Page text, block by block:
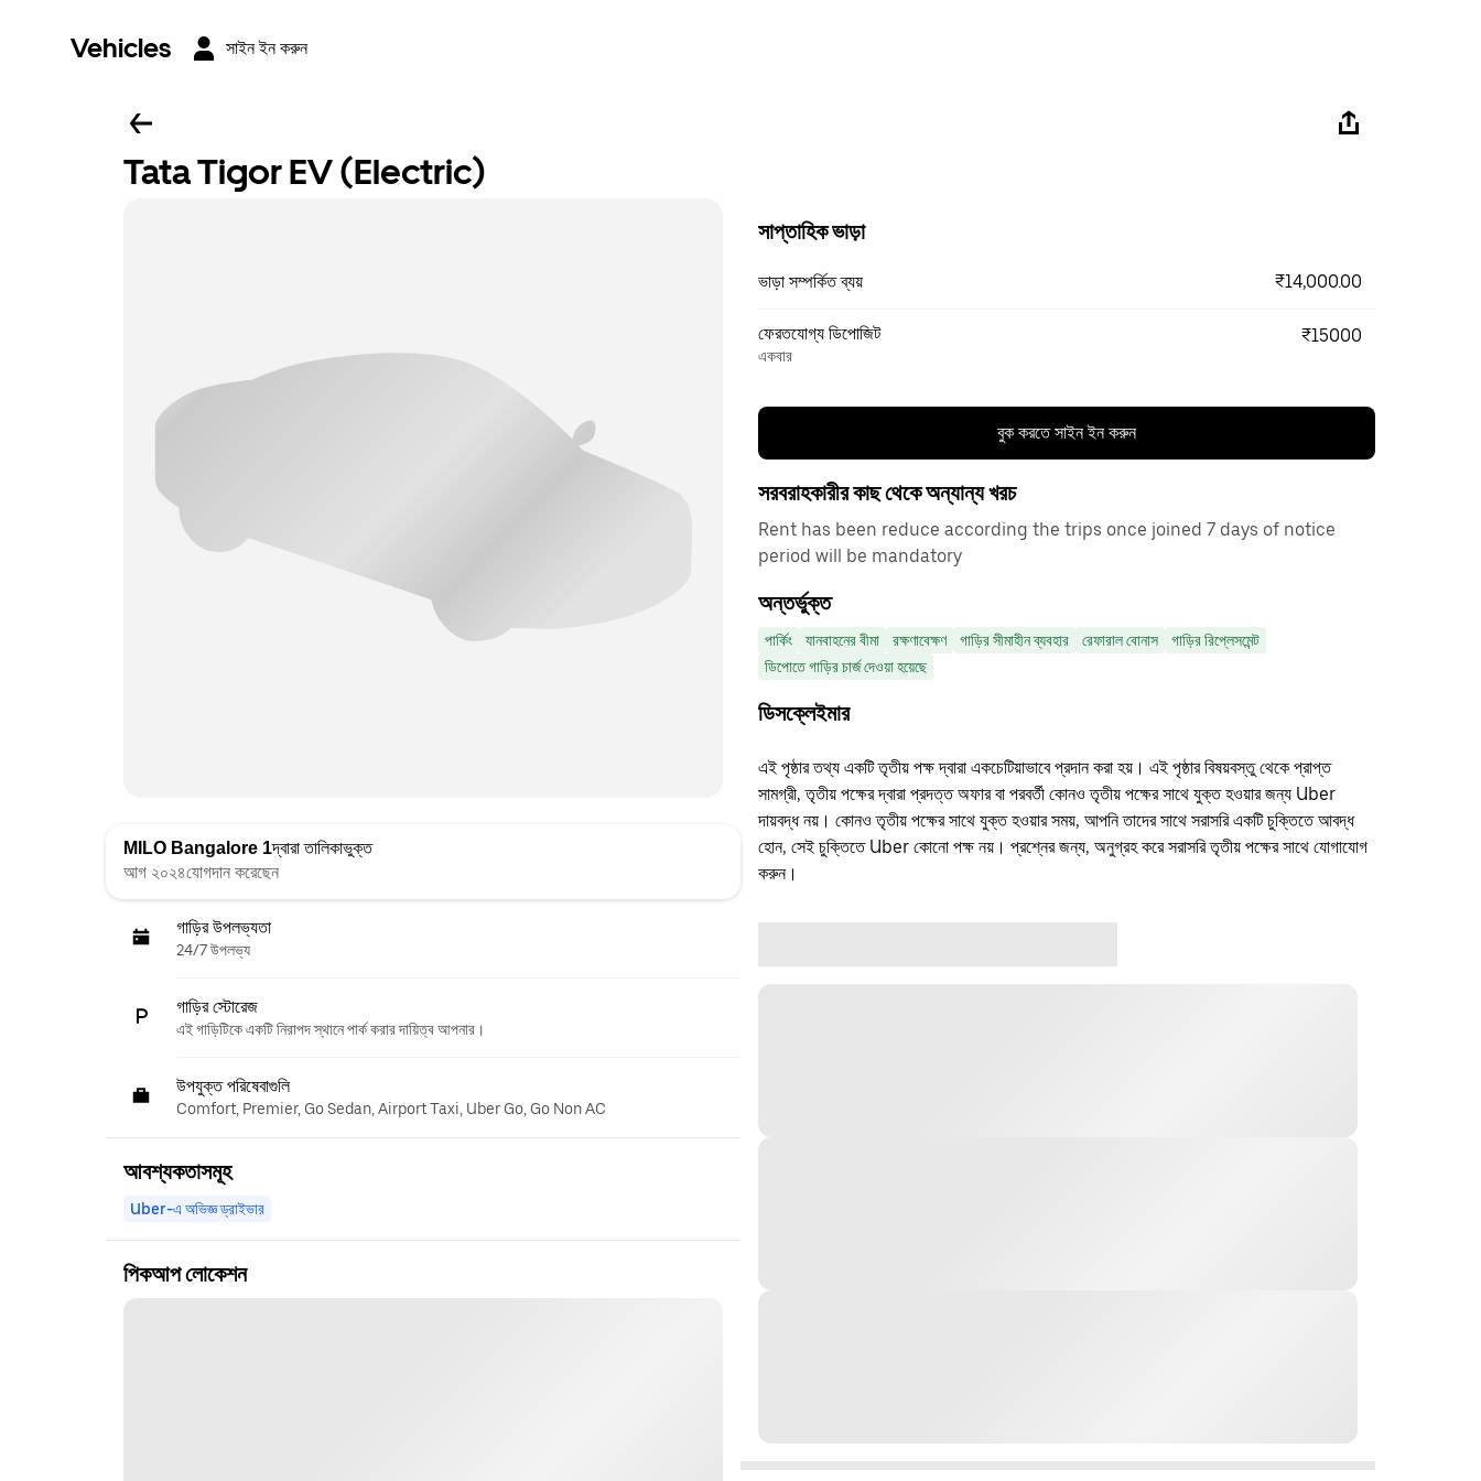
Vehicles সাইন ইন করুন
Tata Tigor EV (Electric)
MILO Bangalore 1দ্বারা তালিকাভুক্ত
আগ ২০২৪যোগদান করেছেন
গাড়ির উপলভ্যতা
24/7 উপলভ্য
গাড়ির স্টোরেজ
এই গাড়িটিকে একটি নিরাপদ স্থানে পার্ক করার দায়িত্ব আপনার।
উপযুক্ত পরিষেবাগুলি
Comfort, Premier, Go Sedan, Airport Taxi, Uber Go, Go Non AC
আবশ্যকতাসমূহ
Uber-এ অভিজ্ঞ ড্রাইভার
পিকআপ লোকেশন
সাপ্তাহিক ভাড়া
ভাড়া সম্পর্কিত ব্যয় ₹14,000.00
ফেরতযোগ্য ডিপোজিট
একবার
₹15000
বুক করতে সাইন ইন করুন
সরবরাহকারীর কাছ থেকে অন্যান্য খরচ
Rent has been reduce according the trips once joined 7 days of notice
period will be mandatory
অন্তর্ভুক্ত
পার্কিং যানবাহনের বীমা রক্ষণাবেক্ষণ গাড়ির সীমাহীন ব্যবহার রেফারাল বোনাস
গাড়ির রিপ্লেসমেন্ট
ডিপোতে গাড়ির চার্জ দেওয়া হয়েছে
ডিসক্লেইমার
এই পৃষ্ঠার তথ্য একটি তৃতীয় পক্ষ দ্বারা একচেটিয়াভাবে প্রদান করা হয়। এই পৃষ্ঠার বিষয়বস্তু থেকে প্রাপ্ত
সামগ্রী, তৃতীয় পক্ষের দ্বারা প্রদত্ত অফার বা পরবর্তী কোনও তৃতীয় পক্ষের সাথে যুক্ত হওয়ার জন্য Uber
দায়বদ্ধ নয়। কোনও তৃতীয় পক্ষের সাথে যুক্ত হওয়ার সময়, আপনি তাদের সাথে সরাসরি একটি চুক্তিতে আবদ্ধ
হোন, সেই চুক্তিতে Uber কোনো পক্ষ নয়। প্রশ্নের জন্য, অনুগ্রহ করে সরাসরি তৃতীয় পক্ষের সাথে যোগাযোগ
করুন।